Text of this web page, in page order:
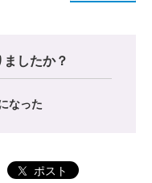
したか？
なった
ポスト